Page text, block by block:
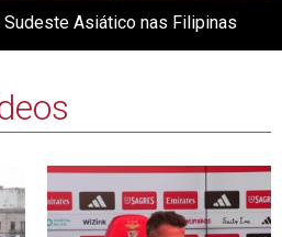
Asiático nas Filipinas